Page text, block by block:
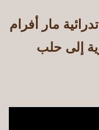
مار أفرام
إلى حلب